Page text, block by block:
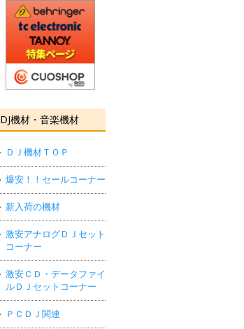
DJ機材・音楽機材
ＤＪ機材ＴＯＰ
爆安！！セールコーナー
新入荷の機材
激安アナログＤＪセット
コーナー
激安ＣＤ・データファイ
ルＤＪセットコーナー
ＰＣＤＪ関連